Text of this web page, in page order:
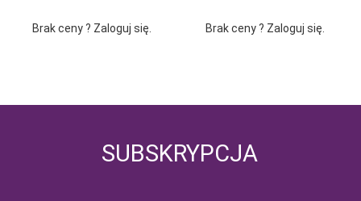
Brak ceny ? Zaloguj się. Brak ceny ? Zaloguj się.
SUBSKRYPCJA